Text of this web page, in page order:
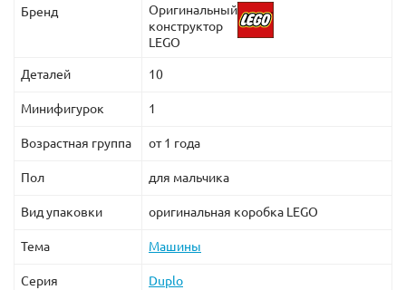
Бренд
Оригинальный
конструктор
LEGO
Деталей 10
Минифигурок 1
Возрастная группа от 1 года
Пол для мальчика
Вид упаковки оригинальная коробка LEGO
Тема Машины
Серия Duplo